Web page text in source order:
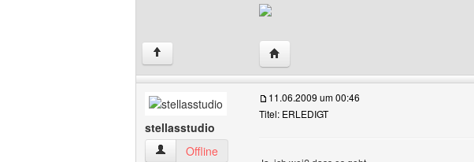
↑ Website dieses Benutzers besuchen: wdys
stellasstudio
stellasstudio Benutzer-Profile anzeigen
Offline
11.06.2009 um 00:46
Titel: ERLEDIGT